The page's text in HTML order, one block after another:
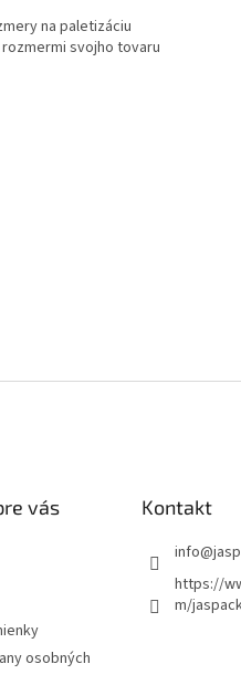
na paletizáciu
svojho tovaru
vás
osobných
Kontakt
info@
https://
m/